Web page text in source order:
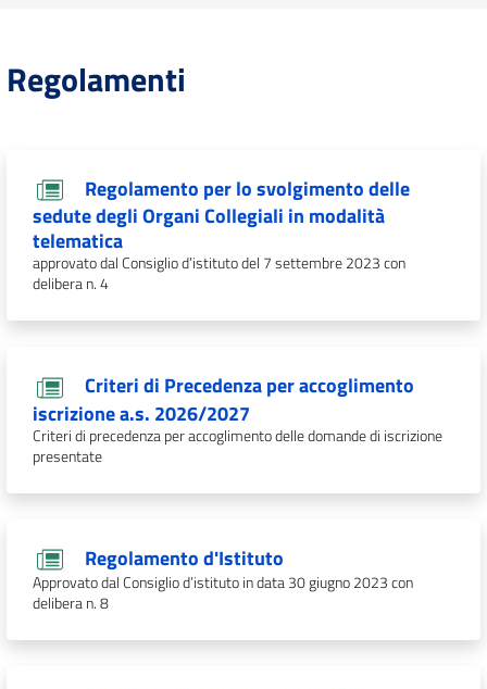
Regolamenti
Regolamento per lo svolgimento delle
sedute degli Organi Collegiali in modalità
telematica
approvato dal Consiglio d’istituto del 7 settembre 2023 con
delibera n. 4
Criteri di Precedenza per accoglimento
iscrizione a.s. 2026/2027
Criteri di precedenza per accoglimento delle domande di iscrizione
presentate
Regolamento d'Istituto
Approvato dal Consiglio d’istituto in data 30 giugno 2023 con
delibera n. 8